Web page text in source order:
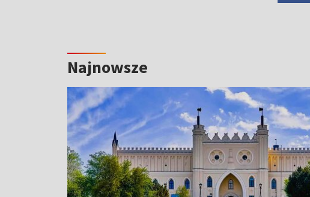
Najnowsze